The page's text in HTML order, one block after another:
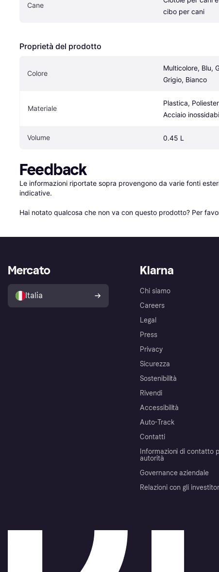
Cane
cibo per cani
Proprietà del prodotto
Colore
Multicolore, Blu,
Grigio, Bianco
Materiale
Plastica,
Acciaio
Volume 0.45 L
Feedback
Le informazioni riportate sopra provengono da varie fonti
indicative.
Hai notato qualcosa che non va con questo prodotto? Per
Klarna
Chi siamo
Careers
Legal
Press
Privacy
Sicurezza
Sostenibilità
Rivendi
Accessibilità
Auto-Track
Contatti
Informazioni di contatto
autorità
Governance aziendale
Relazioni con gli
Mercato
Italia